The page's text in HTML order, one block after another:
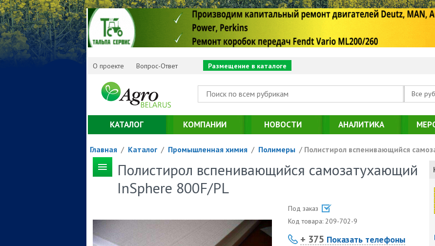
О проекте Вопрос-Ответ Размещение в каталоге
Все
КАТАЛОГ КОМПАНИИ НОВОСТИ АНАЛИТИКА
Главная / Каталог / Промышленная химия / Полимеры / Полистирол вспенивающийся
Полистирол вспенивающийся самозатухающий
InSphere 800F/PL
Под заказ
Код товара:209-702-9
+ 375 Показать телефоны